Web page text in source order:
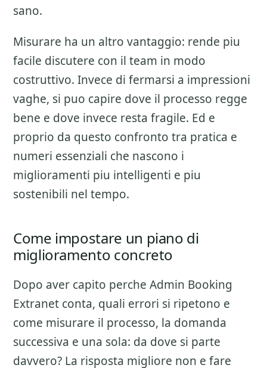
sano.
Misurare ha un altro vantaggio: rende piu
facile discutere con il team in modo
costruttivo. Invece di fermarsi a impressioni
vaghe, si puo capire dove il processo regge
bene e dove invece resta fragile. Ed e
proprio da questo confronto tra pratica e
numeri essenziali che nascono i
miglioramenti piu intelligenti e piu
sostenibili nel tempo.
Come impostare un piano di
miglioramento concreto
Dopo aver capito perche Admin Booking
Extranet conta, quali errori si ripetono e
come misurare il processo, la domanda
successiva e una sola: da dove si parte
davvero? La risposta migliore non e fare